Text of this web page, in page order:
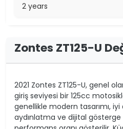
2 years
Zontes ZT125-U
2021 Zontes ZT125-U, genel
giriş seviyesi bir 125cc
genellikle modern tasarımı, iyi
aydınlatma ve dijital